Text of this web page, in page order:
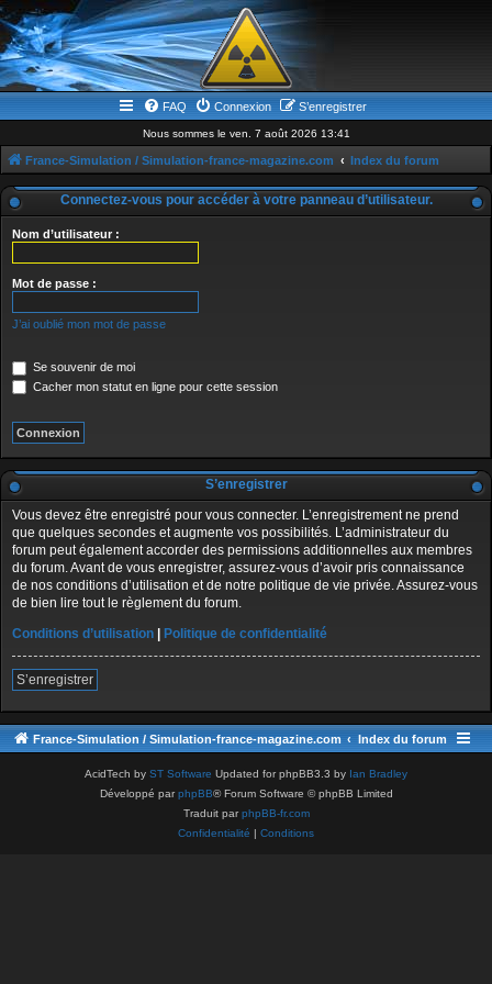
FAQ Connexion S’enregistrer
Nous sommes le ven. 7 août 2026 13:41
France-Simulation / Simulation-france-magazine.com Index du forum
Connectez-vous pour accéder à votre panneau d’utilisateur.
Nom d’utilisateur :
Mot de passe :
J’ai oublié mon mot de passe
Se souvenir de moi
Cacher mon statut en ligne pour cette session
S’enregistrer
Vous devez être enregistré pour vous connecter. L’enregistrement ne prend
que quelques secondes et augmente vos possibilités. L’administrateur du
forum peut également accorder des permissions additionnelles aux membres
du forum. Avant de vous enregistrer, assurez-vous d’avoir pris connaissance
de nos conditions d’utilisation et de notre politique de vie privée. Assurez-vous
de bien lire tout le règlement du forum.
Conditions d’utilisation
Politique de confidentialité
S’enregistrer
France-Simulation / Simulation-france-magazine.com Index du forum
AcidTech by ST Software Updated for phpBB3.3 by Ian Bradley
Développé parphpBB® Forum Software © phpBB Limited
Traduit parphpBB-fr.com
Confidentialité | Conditions